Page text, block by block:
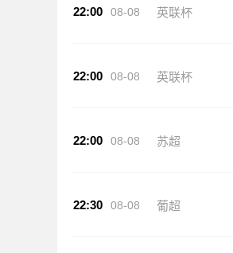
22:00 08-08 英联杯
22:00 08-08 英联杯
22:00 08-08 苏超
22:30 08-08 葡超